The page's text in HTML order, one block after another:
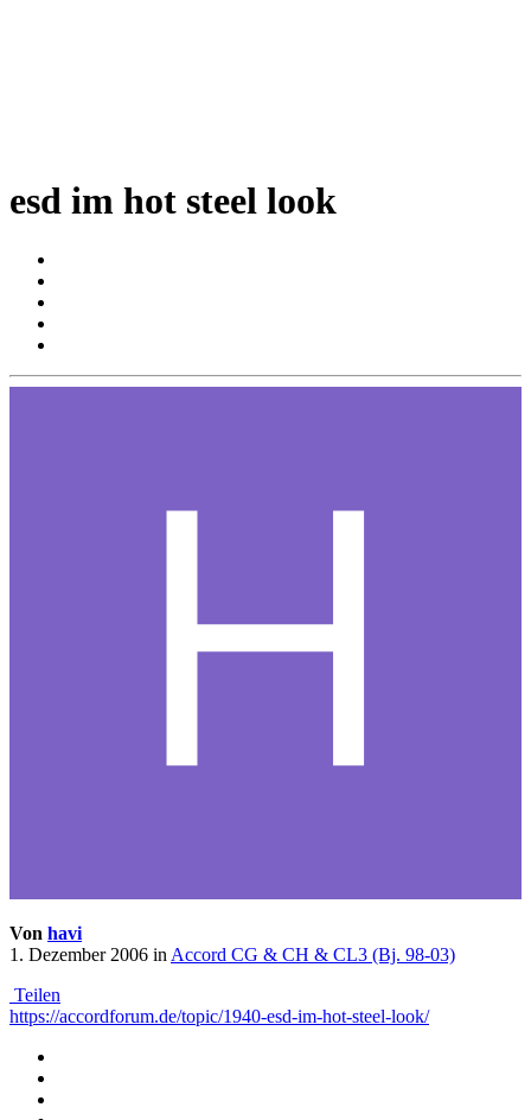
esd im hot steel look
Von havi
1. Dezember 2006 in Accord CG & CH & CL3 (Bj. 98-03)
Teilen
https://accordforum.de/topic/1940-esd-im-hot-steel-look/